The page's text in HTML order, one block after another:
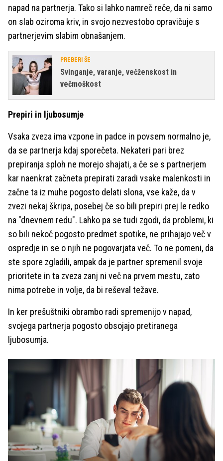
napad na partnerja. Tako si lahko namreč reče, da ni samo
on slab oziroma kriv, in svojo nezvestobo opravičuje s
partnerjevim slabim obnašanjem.
PREBERI ŠE
Svinganje, varanje, večženskost in
večmoškost
Prepiri in ljubosumje
Vsaka zveza ima vzpone in padce in povsem normalno je,
da se partnerja kdaj sporečeta. Nekateri pari brez
prepiranja sploh ne morejo shajati, a če se s partnerjem
kar naenkrat začneta prepirati zaradi vsake malenkosti in
začne ta iz muhe pogosto delati slona, vse kaže, da v
zvezi nekaj škripa, posebej če so bili prepiri prej le redko
na "dnevnem redu". Lahko pa se tudi zgodi, da problemi, ki
so bili nekoč pogosto predmet spotike, ne prihajajo več v
ospredje in se o njih ne pogovarjata več. To ne pomeni, da
ste spore zgladili, ampak da je partner spremenil svoje
prioritete in ta zveza zanj ni več na prvem mestu, zato
nima potrebe in volje, da bi reševal težave.
In ker prešuštniki obrambo radi spremenijo v napad,
svojega partnerja pogosto obsojajo pretiranega
ljubosumja.